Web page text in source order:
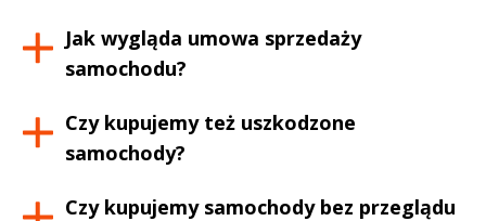
Jak wygląda umowa sprzedaży
samochodu?
Czy kupujemy też uszkodzone
samochody?
Czy kupujemy samochody bez przeglądu